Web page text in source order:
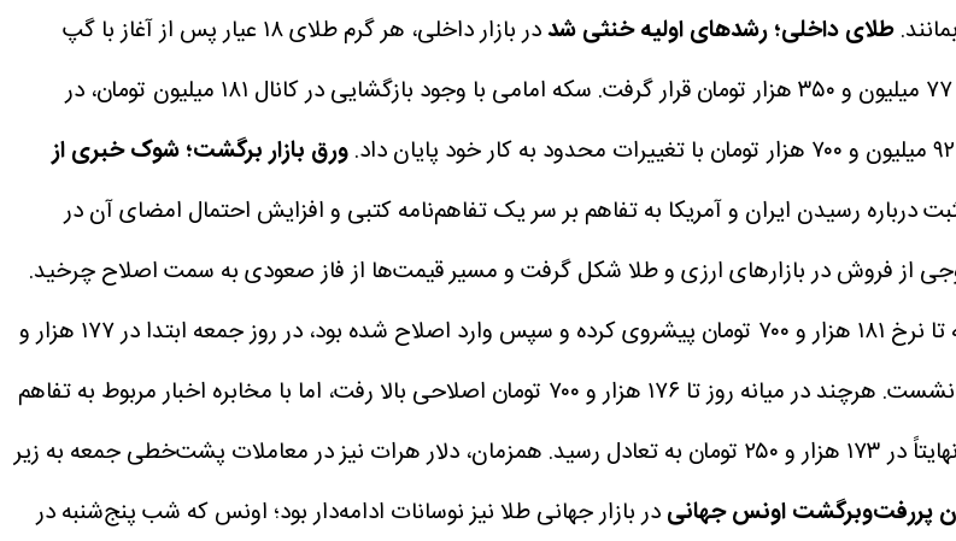
طلای داخلی؛ رشدهای اولیه خنثی شد
در بازار داخلی، هر گرم طلای ۱۸ عیار پس از آغاز با گپ
مثبت در ۱۷ میلیون و ۸۵۶ هزار تومان بسته شد و طلای آبشده نیز در نرخ ۷۷ میلیون و ۳۵۰ هزار تومان قرار گرفت. سکه امامی با وجود بازگشایی در کانال ۱۸۱ میلیون تومان، در
ورق بازار برگشت؛ شوک خبری از
مثبت درباره رسیدن ایران و آمریکا به تفاهم بر سر یک تفاهم‌نامه کتبی و افزایش احتمال امضای آن در
از فروش در بازارهای ارزی و طلا شکل گرفت و مسیر قیمت‌ها از فاز صعودی به سمت اصلاح چرخید.
در بازار ارز، تتر که عصر پنج‌شنبه تا نرخ ۱۸۱ هزار و ۷۰۰ تومان پیشروی کرده و سپس وارد اصلاح شده بود، در روز جمعه ابتدا در ۱۷۷ هزار و
۲۰۰ تومان معامله شد و با ادامه فشار فروش تا ۱۷۴ هزار و ۲۰۰ تومان عقب نشست. هرچند در میانه روز تا ۱۷۶ هزار و ۷۰۰ تومان اصلاحی بالا رفت، اما با مخابره اخبار مربوط به تفاهم
سیاسی، مجدداً وارد فاز نزولی شد و تا ۱۷۱ هزار و ۳۰۰ تومان سقوط کرد و نهایتاً در ۱۷۳ هزار و ۲۵۰ تومان به تعادل رسید. همزمان، دلار هرات نیز در معاملات پشت‌خطی جمعه به زیر
پررفت‌وبرگشت اونس جهانیدر بازار جهانی طلا نیز نوسانات ادامه‌دار بود؛ اونس که شب پنج‌شنبه در